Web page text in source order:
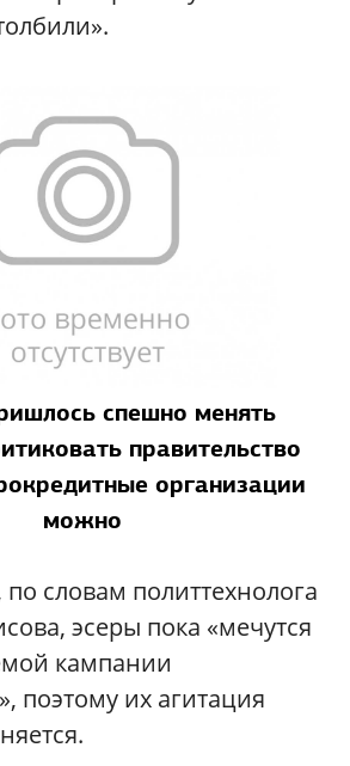
спешно менять
правительство
организации
можно
словам политтехнолога
эсеры пока «мечутся
кампании
поэтому их агитация